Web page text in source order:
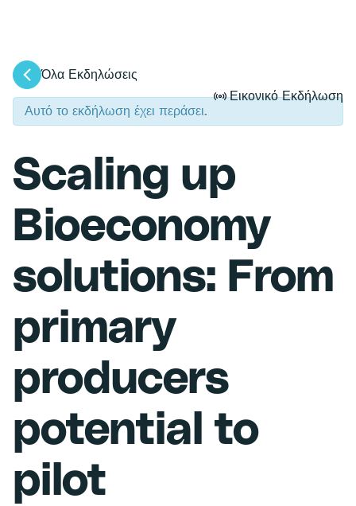
Όλα Εκδηλώσεις
Εικονικό Εκδήλωση
Αυτό το εκδήλωση έχει περάσει.
Scaling up
Bioeconomy
solutions: From
primary
producers
potential to
pilot